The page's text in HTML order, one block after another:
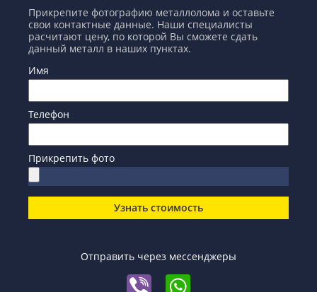
Прикрепите фотографию металлолома и оставьте
свои контактные данные. Наши специалисты
расчитают цену, по которой Вы сможете сдать
данный металл в наших пунктах.
Имя
Телефон
Прикрепить фото
Узнать стоимость
Отправить через мессенджеры